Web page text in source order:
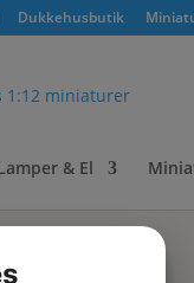
Dukkehusbutik
& El